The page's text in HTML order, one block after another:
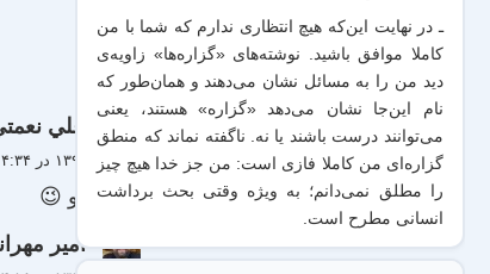
علي
۲۹ آبان ۱۳۹۰ در ۱۴:۳۴
قربان یو 😉
امیر
ـ در نهایت این‌که هیچ انتظاری ندارم که شما با من
کاملا موافق باشید. نوشته‌های «گزاره‌ها» زاویه‌ی
دید من را به مسائل نشان می‌دهند و همان‌طور که
نام این‌جا نشان می‌دهد «گزاره‌» هستند، یعنی
می‌توانند درست باشند یا نه. ناگفته نماند که منطق
گزاره‌ای من کاملا فازی است: من جز خدا هیچ چیز
را مطلق نمی‌دانم؛ به ویژه وقتی بحث برداشت
انسانی مطرح است.